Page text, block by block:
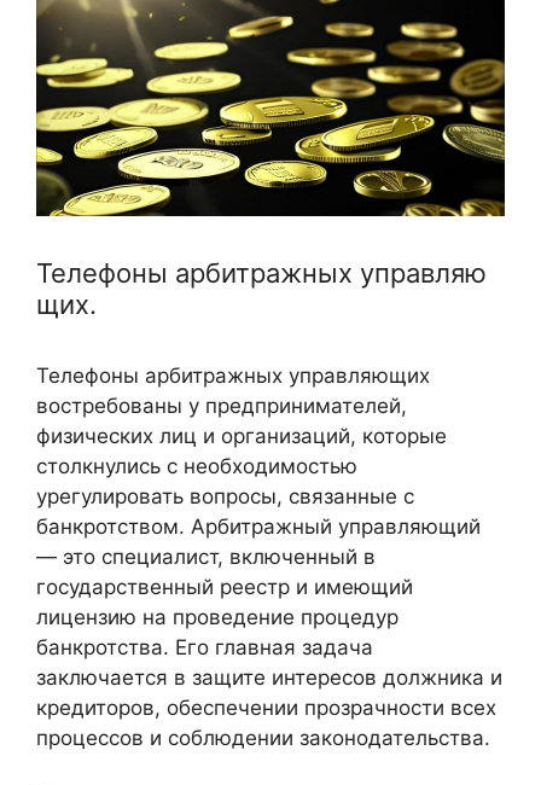
Телефоны арбитражных управляю
щих.
Телефоны арбитражных управляющих
востребованы у предпринимателей,
физических лиц и организаций, которые
столкнулись с необходимостью
урегулировать вопросы, связанные с
банкротством. Арбитражный управляющий
— это специалист, включенный в
государственный реестр и имеющий
лицензию на проведение процедур
банкротства. Его главная задача
заключается в защите интересов должника и
кредиторов, обеспечении прозрачности всех
процессов и соблюдении законодательства.